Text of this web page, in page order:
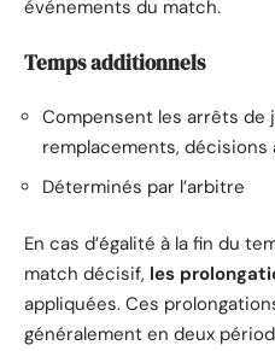
événements du match.
Temps additionnels
Compensent les arrêts de
remplacements, décisions
Déterminés par l’arbitre
En cas d’égalité à la fin du
match décisif, les
appliquées. Ces
généralement en deux